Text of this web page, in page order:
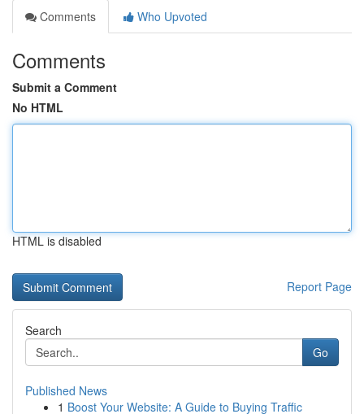
Comments
Who Upvoted
Comments
Submit a Comment
No HTML
HTML is disabled
Report Page
Search
Go
Published News
1 Boost Your Website: A Guide to Buying Traffic